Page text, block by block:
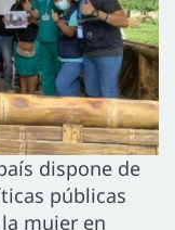
dispone de
públicas
mujer en